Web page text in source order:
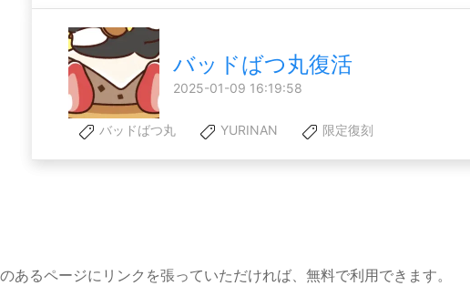
バッドばつ丸復活
2025-01-09 16:19:58
バッドばつ丸 YURINAN 限定復刻
あるページにリンクを張っていただければ、無料で利用できます。